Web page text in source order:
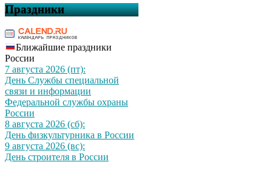
Праздники
Ближайшие праздники
России
7 августа 2026 (пт):
День Службы специальной
связи и информации
Федеральной службы охраны
России
8 августа 2026 (сб):
День физкультурника в России
9 августа 2026 (вс):
День строителя в России